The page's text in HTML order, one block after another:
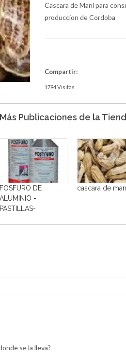
Cascara de Mani para
produccion de Cordoba
Compartir:
1794 Visitas
Más Publicaciones de la
FOSFURO DE
ALUMINIO -
PASTILLAS-
cascara de
se la lleva?